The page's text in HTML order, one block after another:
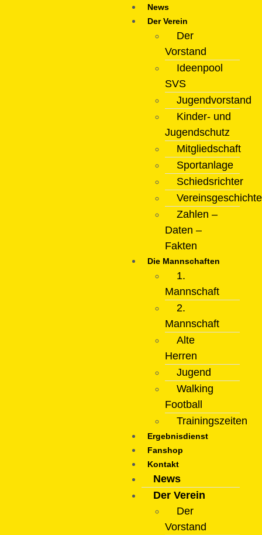
News
Der Verein
Der
Vorstand
Ideenpool
SVS
Jugendvorstand
Kinder- und
Jugendschutz
Mitgliedschaft
Sportanlage
Schiedsrichter
Vereinsgeschichte
Zahlen –
Daten –
Fakten
Die Mannschaften
1.
Mannschaft
2.
Mannschaft
Alte
Herren
Jugend
Walking
Football
Trainingszeiten
Ergebnisdienst
Fanshop
Kontakt
News
Der Verein
Der
Vorstand